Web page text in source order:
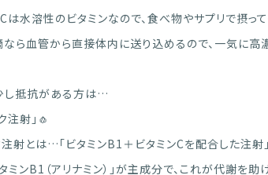
は水溶性のビタミンなので、食べ物やサプリで摂っ
ら血管から直接体内に送り込めるので、一気に高
し抵抗がある方は…
注射」🧄
注射とは… 「ビタミンB1＋ビタミンCを配合した注射
ミンB1（アリナミン）」が主成分で、これが代謝を